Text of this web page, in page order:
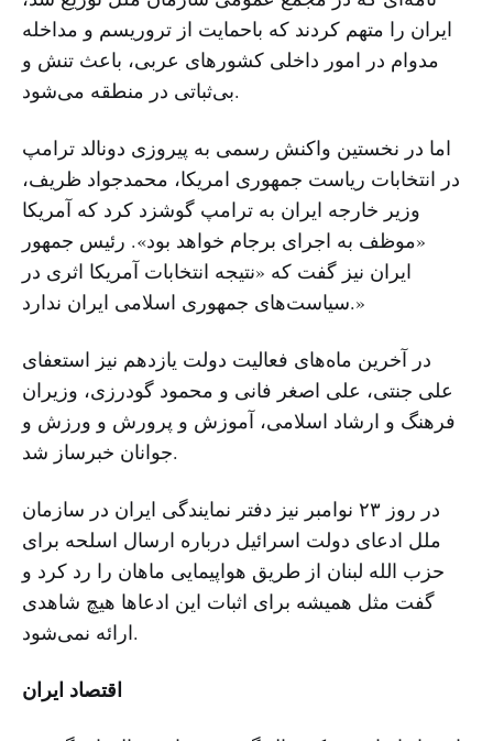
ایران را متهم کردند که باحمایت از تروریسم و مداخله
مدوام در امور داخلی کشورهای عربی، باعث تنش و
بی‌ثباتی در منطقه می‌شود.
اما در نخستین واکنش رسمی به پیروزی دونالد ترامپ
در انتخابات ریاست جمهوری امریکا، محمدجواد ظریف،
وزیر خارجه ایران به ترامپ گوشزد کرد که آمریکا
«موظف به اجرای برجام خواهد بود». رئیس جمهور
ایران نیز گفت که «نتیجه انتخابات آمریکا اثری در
سیاست‌های جمهوری اسلامی ایران ندارد.»
در آخرین ماه‌های فعالیت دولت یازدهم نیز استعفای
علی جنتی، علی اصغر فانی و محمود گودرزی، وزیران
فرهنگ و ارشاد اسلامی، آموزش و پرورش و ورزش و
جوانان خبرساز شد.
در روز ۲۳ نوامبر نیز دفتر نمایندگی ایران در سازمان
ملل ادعای دولت اسرائیل درباره ارسال اسلحه برای
حزب الله لبنان از طریق هواپیمایی ماهان را رد کرد و
گفت مثل همیشه برای اثبات این ادعا‌ها هیچ شاهدی
ارائه نمی‌شود.
اقتصاد ایران